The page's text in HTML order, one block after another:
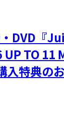
DVD『
TO 11
入特典の